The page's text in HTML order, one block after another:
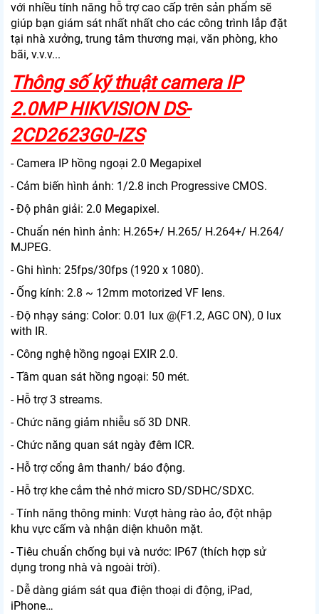
với nhiều tính năng hỗ trợ cao cấp trên sản phẩm sẽ
giúp bạn giám sát nhất nhất cho các công trình lắp đặt
tại nhà xưởng, trung tâm thương mại, văn phòng, kho
bãi, v.v.v...
Thông số kỹ thuật camera IP
2.0MP HIKVISION DS-
2CD2623G0-IZS
- Camera IP hồng ngoại 2.0 Megapixel
- Cảm biến hình ảnh: 1/2.8 inch Progressive CMOS.
- Độ phân giải: 2.0 Megapixel.
- Chuẩn nén hình ảnh: H.265+/ H.265/ H.264+/ H.264/
MJPEG.
- Ghi hình: 25fps/30fps (1920 x 1080).
- Ống kính: 2.8 ~ 12mm motorized VF lens.
- Độ nhạy sáng: Color: 0.01 lux @(F1.2, AGC ON), 0 lux
with IR.
- Công nghệ hồng ngoại EXIR 2.0.
- Tầm quan sát hồng ngoại: 50 mét.
- Hỗ trợ 3 streams.
- Chức năng giảm nhiễu số 3D DNR.
- Chức năng quan sát ngày đêm ICR.
- Hỗ trợ cổng âm thanh/ báo động.
- Hỗ trợ khe cắm thẻ nhớ micro SD/SDHC/SDXC.
- Tính năng thông minh: Vượt hàng rào ảo, đột nhập
khu vực cấm và nhận diện khuôn mặt.
- Tiêu chuẩn chống bụi và nước: IP67 (thích hợp sử
dụng trong nhà và ngoài trời).
- Dễ dàng giám sát qua điện thoại di động, iPad,
iPhone…